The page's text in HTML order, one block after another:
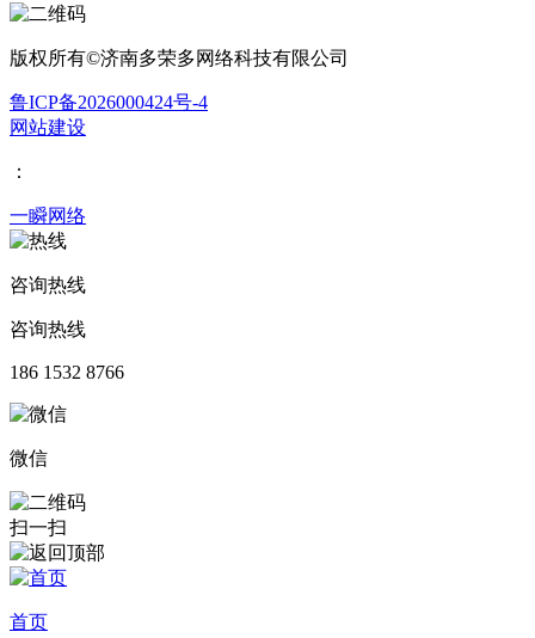
版权所有©济南多荣多网络科技有限公司
鲁ICP备2026000424号-4
网站建设
：
一瞬网络
咨询热线
咨询热线
186 1532 8766
微信
扫一扫
首页